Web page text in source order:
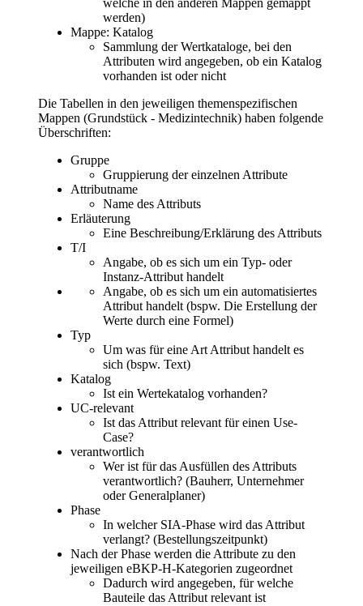
welche in den anderen Mappen gemappt
werden)
Mappe: Katalog
Sammlung der Wertkataloge, bei den
Attributen wird angegeben, ob ein Katalog
vorhanden ist oder nicht
Die Tabellen in den jeweiligen themenspezifischen
Mappen (Grundstück - Medizintechnik) haben folgende
Überschriften:
Gruppe
Gruppierung der einzelnen Attribute
Attributname
Name des Attributs
Erläuterung
Eine Beschreibung/Erklärung des Attributs
T/I
Angabe, ob es sich um ein Typ- oder
Instanz-Attribut handelt
Angabe, ob es sich um ein automatisiertes
Attribut handelt (bspw. Die Erstellung der
Werte durch eine Formel)
Typ
Um was für eine Art Attribut handelt es
sich (bspw. Text)
Katalog
Ist ein Wertekatalog vorhanden?
UC-relevant
Ist das Attribut relevant für einen Use-
Case?
verantwortlich
Wer ist für das Ausfüllen des Attributs
verantwortlich? (Bauherr, Unternehmer
oder Generalplaner)
Phase
In welcher SIA-Phase wird das Attribut
verlangt? (Bestellungszeitpunkt)
Nach der Phase werden die Attribute zu den
jeweiligen eBKP-H-Kategorien zugeordnet
Dadurch wird angegeben, für welche
Bauteile das Attribut relevant ist